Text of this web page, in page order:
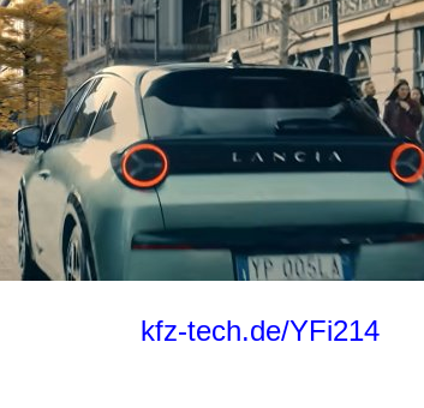
kfz-tech.de/YFi214